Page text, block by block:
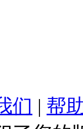
们 | 帮